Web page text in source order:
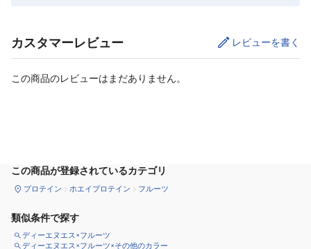
カスタマーレビュー レビューを書く
この商品のレビューはまだありません。
この商品が登録されているカテゴリ
プロテイン ホエイプロテイン フルーツ
類似条件で探す
ディーエヌエス×フルーツ
ディーエヌエス×フルーツ×その他のカラー